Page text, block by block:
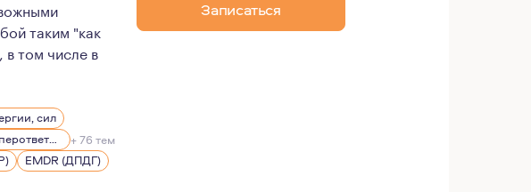
Записаться
таким "как
в том числе в
прикладные задачи: узнать лучше себя, сделать свою жизнь
вы можете быть собой, не украшая, не цензурируя, это место для
сил
Прокрастинация, перфекционизм, лень, гиперответственность
+ 76 тем
EMDR (ДПДГ)